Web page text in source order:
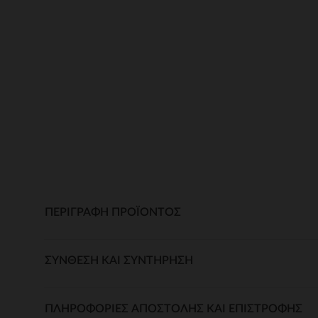
ΠΕΡΙΓΡΑΦΉ ΠΡΟΪΌΝΤΟΣ
ΣΎΝΘΕΣΗ ΚΑΙ ΣΥΝΤΉΡΗΣΗ
ΠΛΗΡΟΦΟΡΊΕΣ ΑΠΟΣΤΟΛΉΣ ΚΑΙ ΕΠΙΣΤΡΟΦΉΣ